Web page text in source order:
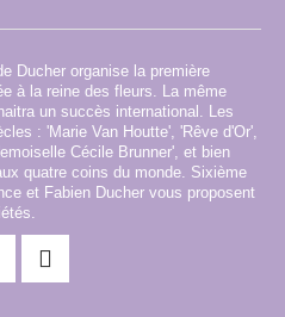
Ducher organise la première
à la reine des fleurs. La même
un succès international. Les
: 'Marie Van Houtte', 'Rêve d'Or',
Cécile Brunner', et bien
quatre coins du monde. Sixième
et Fabien Ducher vous proposent